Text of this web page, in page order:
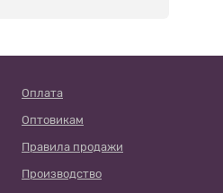
Оплата
Оптовикам
Правила продажи
Производство